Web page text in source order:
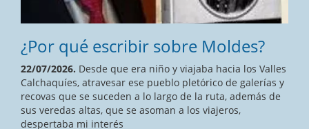
¿Por qué escribir sobre Moldes?
22/07/2026. Desde que era niño y viajaba hacia los Valles
Calchaquíes, atravesar ese pueblo pletórico de galerías y
recovas que se suceden a lo largo de la ruta, además de
sus veredas altas, que se asoman a los viajeros,
despertaba mi interés